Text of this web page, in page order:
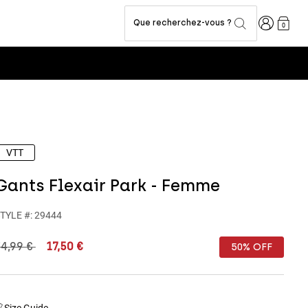
Que recherchez-vous ? Connexion
0
VTT
Flexair Park - Femme
#:29444
reduced from
€to17,50 € 50% OFF